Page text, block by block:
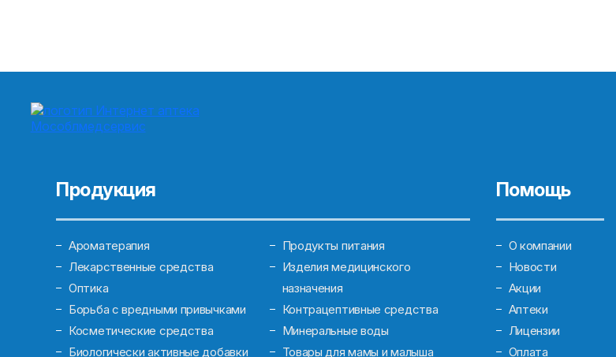
Продукция
Ароматерапия
Лекарственные средства
Оптика
Борьба с вредными привычками
Косметические средства
Биологически активные добавки
Продукты питания
Изделия медицинского
назначения
Контрацептивные средства
Минеральные воды
Товары для мамы и малыша
Помощь
О компании
Новости
Акции
Аптеки
Лицензии
Оплата